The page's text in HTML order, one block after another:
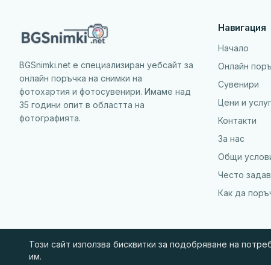
BGSnimki.net е специализиран уебсайт за
онлайн поръчка на снимки на
фотохартия и фотосувенири. Имаме над
35 години опит в областта на
фотографията.
Навигация
Начало
Онлайн
Сувенири
Цени и
Контакти
За нас
Общи
Често
Как да
Този сайт използва бисквитки за подобряване на
им.